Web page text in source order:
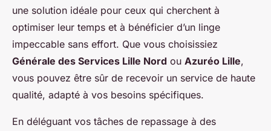
une solution idéale pour ceux qui cherchent à
optimiser leur temps et à bénéficier d’un linge
impeccable sans effort. Que vous choisissiez
Générale des Services Lille Nord ou Azuréo Lille,
vous pouvez être sûr de recevoir un service de haute
qualité, adapté à vos besoins spécifiques.
En déléguant vos tâches de repassage à des